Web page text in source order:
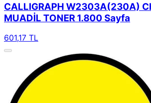
CALLIGRAPH W2303A(230A)
MUADİL TONER 1.800 Sayfa
601,17 TL